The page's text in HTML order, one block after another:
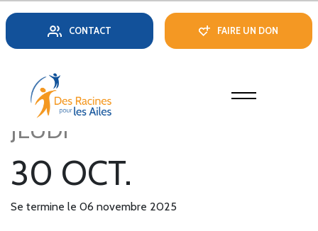
CONTACT FAIRE UN DON
JEUDI
30 OCT.
Se termine le 06 novembre 2025